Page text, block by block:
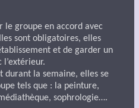
le groupe en accord avec
sont obligatoires, elles
et de garder un
l’extérieur.
durant la semaine, elles se
tels que : la peinture,
sophrologie….